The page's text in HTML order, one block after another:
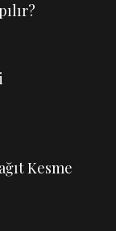
Kesme